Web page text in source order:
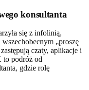
konsultanta
się z infolinią,
„proszę
czaty, aplikacje i
to podróż od
gdzie rolę